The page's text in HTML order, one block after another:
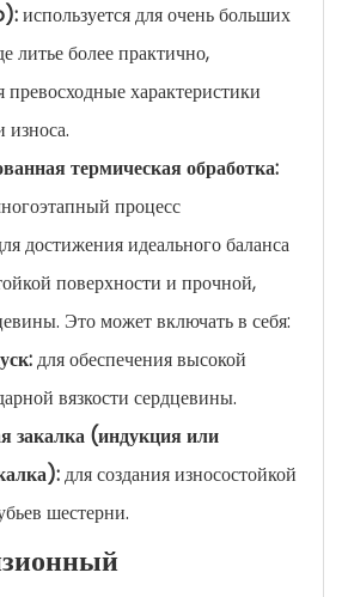
используется для очень больших
литье более практично,
превосходные характеристики
износа.
термическая обработка:
процесс
достижения идеального баланса
поверхности и прочной,
Это может включать в себя:
для обеспечения высокой
вязкости сердцевины.
закалка (индукция или
для создания износостойкой
шестерни.